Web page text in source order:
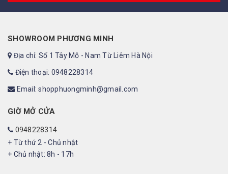
SHOWROOM PHƯƠNG MINH
Địa chỉ: Số 1 Tây Mỗ - Nam Từ Liêm Hà Nội
Điện thoại: 0948228314
Email: shopphuongminh@gmail.com
GIỜ MỞ CỬA
0948228314
+ Từ thứ 2 - Chủ nhật
+ Chủ nhật: 8h - 17h